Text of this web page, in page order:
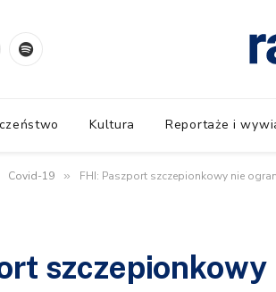
Spotify
Kultura Reportaże i
Covid-19 » FHI: Paszport szczepionkowy nie